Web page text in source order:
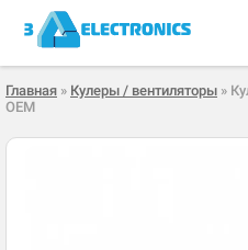
Главная » Кулеры / вентиляторы »
OEM